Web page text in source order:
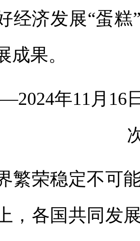
经济发展“蛋
成果。
年11月16日
荣稳定不可能
，各国共同发